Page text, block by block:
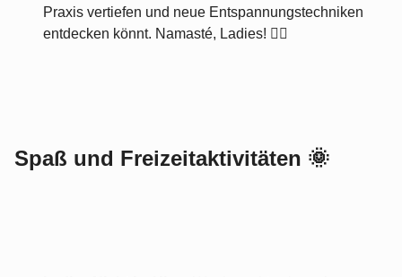
Praxis vertiefen und neue Entspannungstechniken
entdecken könnt. Namasté, Ladies! 🧘‍♀️
Spaß und Freizeitaktivitäten 🌞